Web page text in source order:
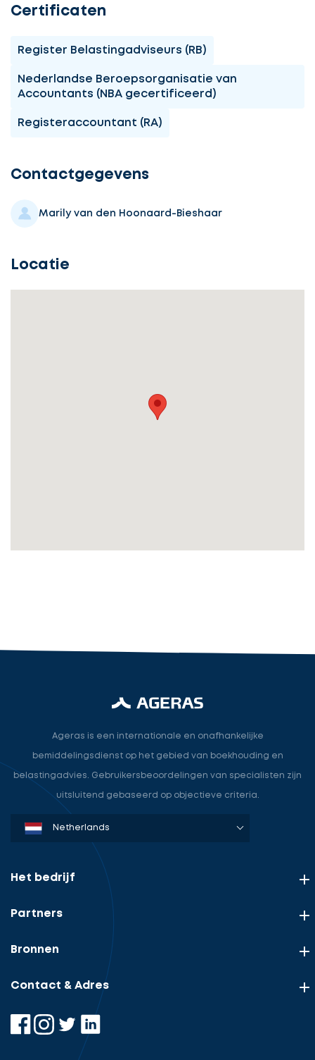
Certificaten
Register Belastingadviseurs (RB)
Nederlandse Beroepsorganisatie van
Accountants (NBA gecertificeerd)
Registeraccountant (RA)
Contactgegevens
Marily van den Hoonaard-Bieshaar
Locatie
Ontvang
3
Selecteer
Ageras is een internationale en onafhankelijke
bemiddelingsdienst op het gebied van boekhouding en
belastingadvies. Gebruikersbeoordelingen van specialisten zijn
uitsluitend gebaseerd op objectieve criteria.
Denmark
Sweden
Norway
Netherlands
Germany
USA
Het bedrijf
Partners
Bronnen
Contact & Adres